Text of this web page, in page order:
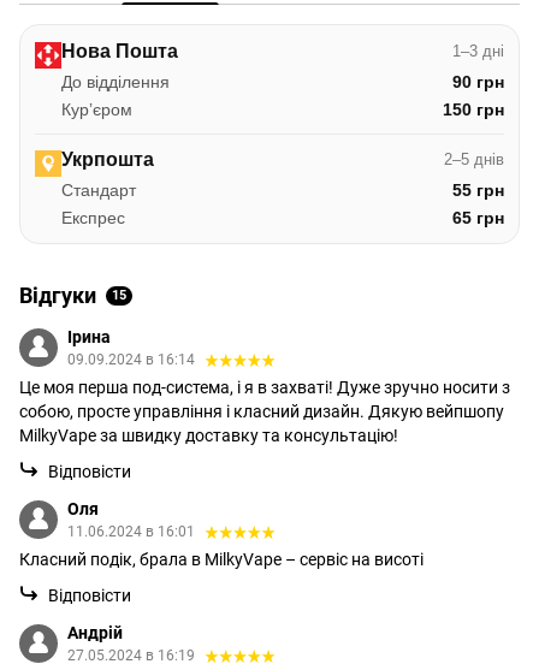
Нова Пошта 1–3 дні
До відділення
90 грн
Курʼєром
150 грн
Укрпошта 2–5 днів
Стандарт
55 грн
Експрес
65 грн
Відгуки 15
Ірина
09.09.2024 в 16:14
Це моя перша под-система, і я в захваті! Дуже зручно носити з
собою, просте управління і класний дизайн. Дякую вейпшопу
MilkyVape за швидку доставку та консультацію!
Відповісти
Оля
11.06.2024 в 16:01
Класний подік, брала в MilkyVape – сервіс на висоті
Відповісти
Андрій
27.05.2024 в 16:19